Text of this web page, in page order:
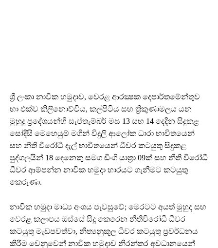
ශ්‍රී ලංකා නාවික හමුදාව, වෙරළ ආරක්‍ෂක දෙපාර්තමේන්තුව
හා එක්ව කිලිනොච්චිය, කල්පිටිය සහ ත්‍රිකුණාමලය යන
මුහුදු ප්‍රදේශයන්හි සැප්තැම්බර් මස 13 සහ 14 දෙදින සිදුකළ
සෝදිසි මෙහෙයුම් මගින් විදුලි ආලෝක ධාරා භාවිතයෙන්
සහ නීති වීරෝධී දැල් භාවිතයෙන් ධීවර කටයුතු සිදුකළ
පුද්ගලයින් 18 දෙනෙකු සමග ඩිංගි යාත්‍රා 09ක් සහ නීති විරෝධී
ධීවර ආම්පන්න නාවික හමුදා භාරයට ගැනීමට කටයුතු
කෙරුණා.
නාවික හමුදා මාධ්‍ය අංශය පැවසුවේ; මෙරටට අයත් මුහුද සහ
වෙරළ කලාපය ඔස්සේ සිදු කෙරෙන නීතිවිරෝධී ධීවර
කටයුතු මැඩපවත්වා, නිත්‍යනුකූල ධීවර කටයුතු ප්‍රවර්ධනය
කිරීම වෙනුවෙන් නාවික හමුදාව නිරන්තර අවධානයෙන්